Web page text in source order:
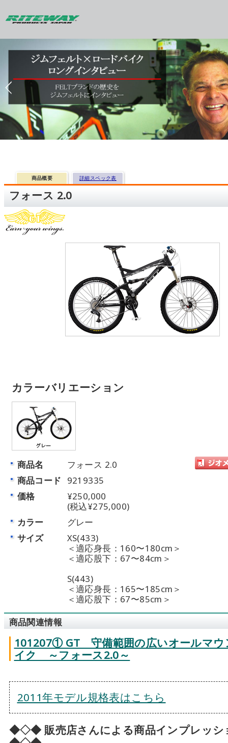
商品概要 詳細スペック表
フォース 2.0
カラーバリエーション
商品名
フォース 2.0
商品コード
9219335
価格
¥250,000
(税込¥275,000)
カラー
グレー
サイズ
XS(433)
＜適応身長：160〜180cm＞
＜適応股下：67〜84cm＞
S(443)
＜適応身長：165〜185cm＞
＜適応股下：67〜85cm＞
商品関連情報
101207① GT 守備範囲の広いオールマウ
イク ～フォース2.0～
2011年モデル規格表はこちら
◆◇◆ 販売店さんによる商品インプレッシ